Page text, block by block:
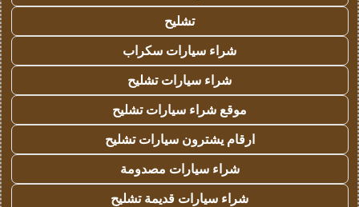
تشليح
شراء سيارات سكراب
شراء سيارات تشليح
موقع شراء سيارات تشليح
ارقام يشترون سيارات تشليح
شراء سيارات مصدومة
شراء سيارات قديمة تشليح